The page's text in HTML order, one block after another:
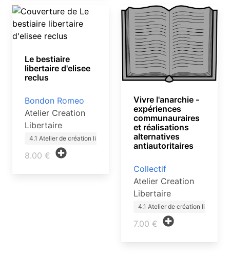
Le bestiaire
libertaire d'elisee
reclus
Bondon Romeo
Atelier Creation
Libertaire
4.1 Atelier de création li…
8.00 €
Vivre l'anarchie -
expériences
communauraires
et réalisations
alternatives
antiautoritaires
Collectif
Atelier Creation
Libertaire
4.1 Atelier de création li…
7.00 €